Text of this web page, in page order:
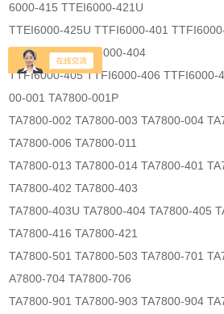
6000-415 TTEI6000-421U
TTEI6000-425U TTFI6000-401
FI6000-403 TTFI6000-404
TTFI6000-405 TTFI6000-406 TTFI6000-
00-001 TA7800-001P
TA7800-002 TA7800-003 TA7800-004
TA7800-006 TA7800-011
TA7800-013 TA7800-014 TA7800-401
TA7800-402 TA7800-403
TA7800-403U TA7800-404 TA7800-405
TA7800-416 TA7800-421
TA7800-501 TA7800-503 TA7800-701
A7800-704 TA7800-706
TA7800-901 TA7800-903 TA7800-904